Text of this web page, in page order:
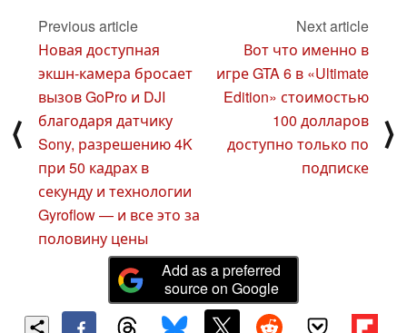
⟨
Previous article
Новая доступная
экшн-камера бросает
вызов GoPro и DJI
благодаря датчику
Sony, разрешению 4K
при 50 кадрах в
секунду и технологии
Gyroflow — и все это за
половину цены
Next article
Вот что именно в
игре GTA 6 в «Ultimate
Edition» стоимостью
100 долларов
доступно только по
подписке
⟩
Add as a preferred
source on Google